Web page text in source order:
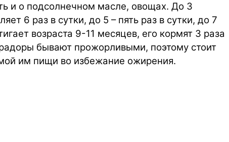
и о подсолнечном масле, овощах. До 3
6 раз в сутки, до 5 – пять раз в сутки, до 7
возраста 9-11 месяцев, его кормят 3 раза
бывают прожорливыми, поэтому стоит
им пищи во избежание ожирения.